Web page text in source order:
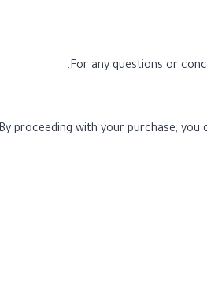
For any questions or
.
By proceeding with your purchase,